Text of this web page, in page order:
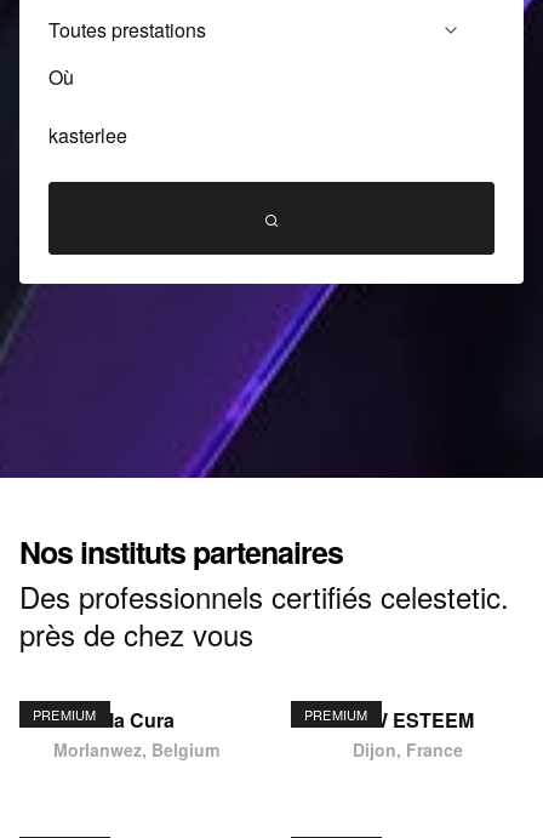
Où
Nos instituts partenaires
Des professionnels certifiés celestetic.
près de chez vous
PREMIUM Ma Cura
Morlanwez, Belgium
PREMIUMNEW ESTEEM
Dijon, France